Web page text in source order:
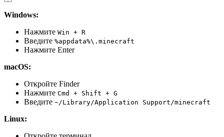
Windows:
Нажмите Win + R
Введите %appdata%\.minecraft
Нажмите Enter
macOS:
Откройте Finder
Нажмите Cmd + Shift + G
Введите ~/Library/Application Support/minecraft
Linux: